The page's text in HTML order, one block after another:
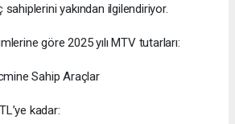
yakından ilgilendiriyor.
göre 2025 yılı MTV tutarları:
Sahip Araçlar
kadar: